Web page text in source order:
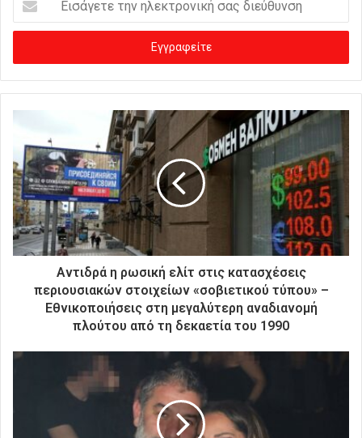
σ
γ
ε
ν
η
λ
ε
κ
τ
ή
Αντιδρά η ρωσική ελίτ στις κατασχέσεις
περιουσιακών στοιχείων «σοβιετικού τύπου» –
Εθνικοποιήσεις στη μεγαλύτερη αναδιανομή
πλούτου από τη δεκαετία του 1990